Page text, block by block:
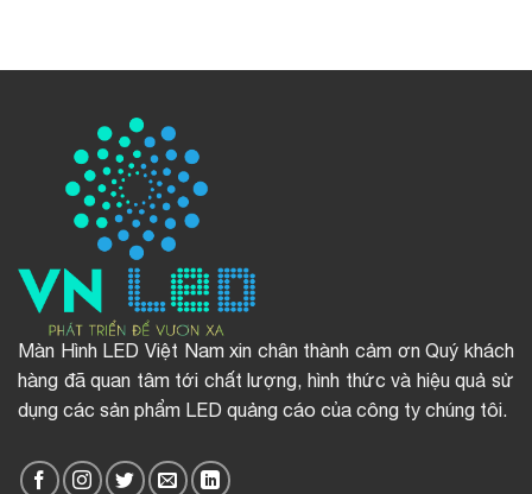
Màn Hình LED Việt Nam xin chân thành cảm ơn Quý khách
hàng đã quan tâm tới chất lượng, hình thức và hiệu quả sử
dụng các sản phẩm LED quảng cáo của công ty chúng tôi.